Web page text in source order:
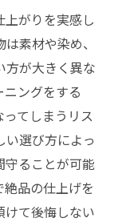
がりを実感し
素材や染め、
方が大きく異な
ングをする
てしまうリス
選び方によっ
守ることが可能
品の仕上げを
けて後悔しない